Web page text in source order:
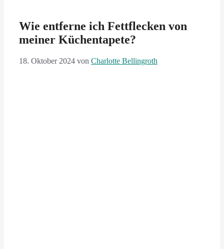
Wie entferne ich Fettflecken von
meiner Küchentapete?
18. Oktober 2024 von Charlotte Bellingroth